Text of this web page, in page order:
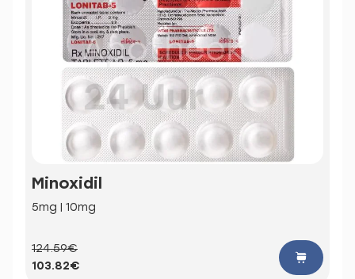
Minoxidil
5mg | 10mg
124.59€
103.82€